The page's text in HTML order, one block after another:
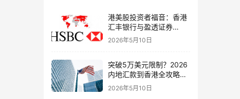
港美股投资者福音：香港
汇丰银行与盈透证券
（IBKR）绑定入金全流
2026年5月10日
突破5万美元限制？2026
内地汇款到香港全攻略：
4种合法路径、手续费对
比与避坑指南
2026年5月10日